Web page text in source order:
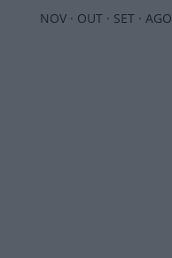
NOV· OUT· SET· AGO